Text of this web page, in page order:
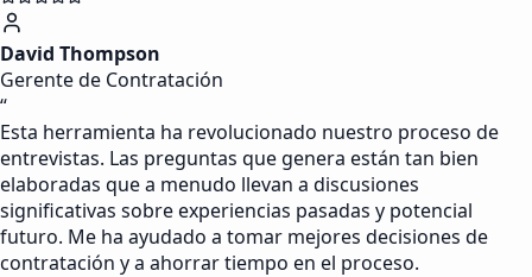
David Thompson
Gerente de Contratación
“
Esta herramienta ha revolucionado nuestro proceso de
entrevistas. Las preguntas que genera están tan bien
elaboradas que a menudo llevan a discusiones
significativas sobre experiencias pasadas y potencial
futuro. Me ha ayudado a tomar mejores decisiones de
contratación y a ahorrar tiempo en el proceso.